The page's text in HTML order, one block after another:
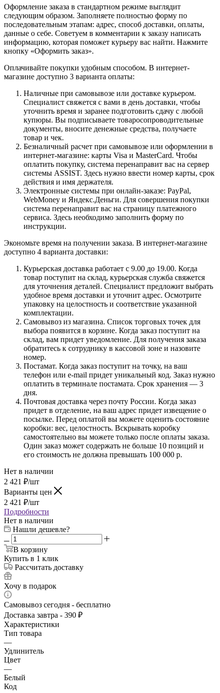
Оформление заказа в стандартном режиме выглядит
следующим образом. Заполняете полностью форму по
последовательным этапам: адрес, способ доставки, оплаты,
данные о себе. Советуем в комментарии к заказу написать
информацию, которая поможет курьеру вас найти. Нажмите
кнопку «Оформить заказ».
Оплачивайте покупки удобным способом. В интернет-
магазине доступно 3 варианта оплаты:
Наличные при самовывозе или доставке курьером.
Специалист свяжется с вами в день доставки, чтобы
уточнить время и заранее подготовить сдачу с любой
купюры. Вы подписываете товаросопроводительные
документы, вносите денежные средства, получаете
товар и чек.
Безналичный расчет при самовывозе или оформлении в
интернет-магазине: карты Visa и MasterCard. Чтобы
оплатить покупку, система перенаправит вас на сервер
системы ASSIST. Здесь нужно ввести номер карты, срок
действия и имя держателя.
Электронные системы при онлайн-заказе: PayPal,
WebMoney и Яндекс.Деньги. Для совершения покупки
система перенаправит вас на страницу платежного
сервиса. Здесь необходимо заполнить форму по
инструкции.
Экономьте время на получении заказа. В интернет-магазине
доступно 4 варианта доставки:
Курьерская доставка работает с 9.00 до 19.00. Когда
товар поступит на склад, курьерская служба свяжется
для уточнения деталей. Специалист предложит выбрать
удобное время доставки и уточнит адрес. Осмотрите
упаковку на целостность и соответствие указанной
комплектации.
Самовывоз из магазина. Список торговых точек для
выбора появится в корзине. Когда заказ поступит на
склад, вам придет уведомление. Для получения заказа
обратитесь к сотруднику в кассовой зоне и назовите
номер.
Постамат. Когда заказ поступит на точку, на ваш
телефон или e-mail придет уникальный код. Заказ нужно
оплатить в терминале постамата. Срок хранения — 3
дня.
Почтовая доставка через почту России. Когда заказ
придет в отделение, на ваш адрес придет извещение о
посылке. Перед оплатой вы можете оценить состояние
коробки: вес, целостность. Вскрывать коробку
самостоятельно вы можете только после оплаты заказа.
Один заказ может содержать не больше 10 позиций и
его стоимость не должна превышать 100 000 р.
Нет в наличии
2 421 ₽/шт
Варианты цен
2 421 ₽/шт
Подробности
Нет в наличии
Нашли дешевле?
В корзину
Купить в 1 клик
Рассчитать доставку
Хочу в подарок
Самовывоз сегодня - бесплатно
Доставка завтра - 390 ₽
Характеристики
Тип товара
—
Удлинитель
Цвет
—
Белый
Код